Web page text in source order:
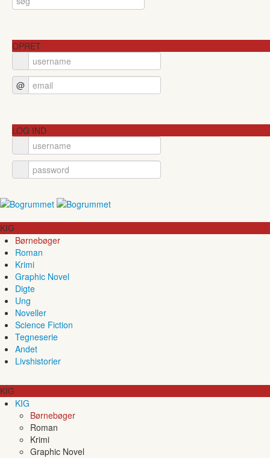
OPRET
@
LOG IND
KIG
Børnebøger
Roman
Krimi
Graphic Novel
Digte
Ung
Noveller
Science Fiction
Tegneserie
Andet
Livshistorier
KIG
KIG
Børnebøger
Roman
Krimi
Graphic Novel